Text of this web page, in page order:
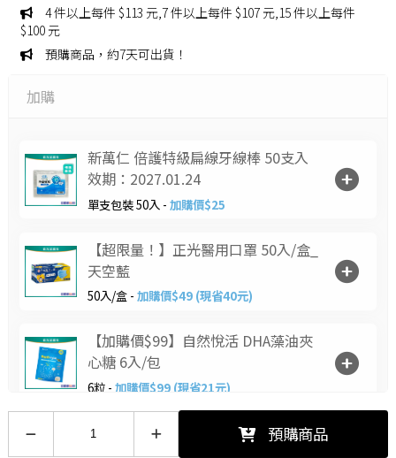
4 件以上每件 $113 元,7 件以上每件 $107 元,15 件以上每件
$100 元
預購商品，約7天可出貨！
加購
新萬仁 倍護特級扁線牙線棒 50支入
效期：2027.01.24
單支包裝 50入 - 加購價$25
【超限量！】正光醫用口罩 50入/盒_
天空藍
50入/盒 - 加購價$49 (現省40元)
【加購價$99】自然悅活 DHA藻油夾
心糖 6入/包
6粒 - 加購價$99 (現省21元)
【加購價$10】喉力爽爽喉軟糖(枇
杷)12.5g
預購商品